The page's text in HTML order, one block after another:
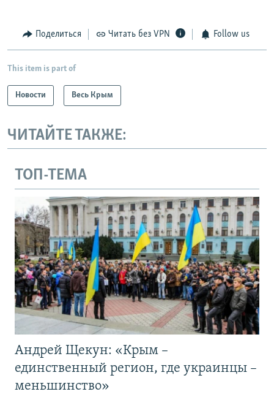
Поделиться Читать без VPN Follow us
This item is part of
Новости Весь Крым
ЧИТАЙТЕ ТАКЖЕ:
ТОП-ТЕМА
Андрей Щекун: «Крым –
единственный регион, где украинцы –
меньшинство»